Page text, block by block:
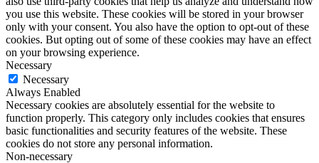
you use this website. These cookies will be stored in your browser
only with your consent. You also have the option to opt-out of these
cookies. But opting out of some of these cookies may have an effect
on your browsing experience.
Necessary
Necessary
Always Enabled
Necessary cookies are absolutely essential for the website to
function properly. This category only includes cookies that ensures
basic functionalities and security features of the website. These
cookies do not store any personal information.
Non-necessary